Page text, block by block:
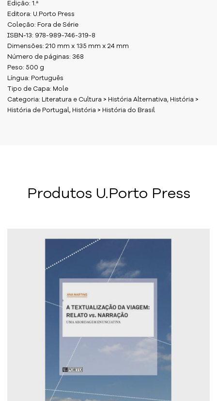
Edição: 1.ª
Editora: U.Porto Press
Coleção: Fora de Série
ISBN-13: 978-989-746-319-8
Dimensões: 210 mm x 135 mm x 24 mm
Número de páginas: 368
Peso: 500 g
Língua: Português
Tipo de Capa: Mole
Categoria: Literatura e Cultura > História Alternativa, História >
História de Portugal, História > História do Brasil
Produtos U.Porto Press